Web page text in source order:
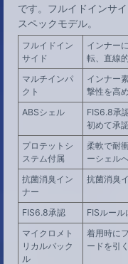
です。フルイドインサ
スペックモデル。
フルイドイン
サイド
インナー
転、直線
マルチインパ
クト
インナー
撃性を高
ABSシェル
FIS6.8承
初めて承
プロテットシ
ステム付属
柔軟で耐
ーシェル
抗菌消臭イン
ナー
抗菌消臭
FIS6.8承認
FISルール
マイクロメト
リカルバック
ル
着用時に
ードを引